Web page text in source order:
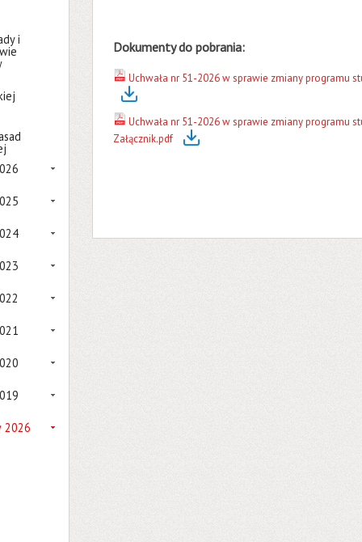
i
2026
Dokumenty do pobrania:
Uchwała nr 51-2026 w sprawie zmiany programu
Uchwała nr 51-2026 w sprawie zmiany programu
Załącznik.pdf